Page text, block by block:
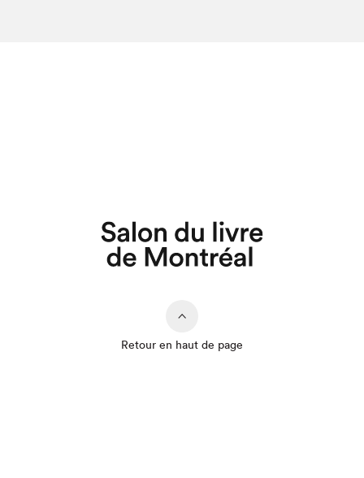
Retour en haut de page